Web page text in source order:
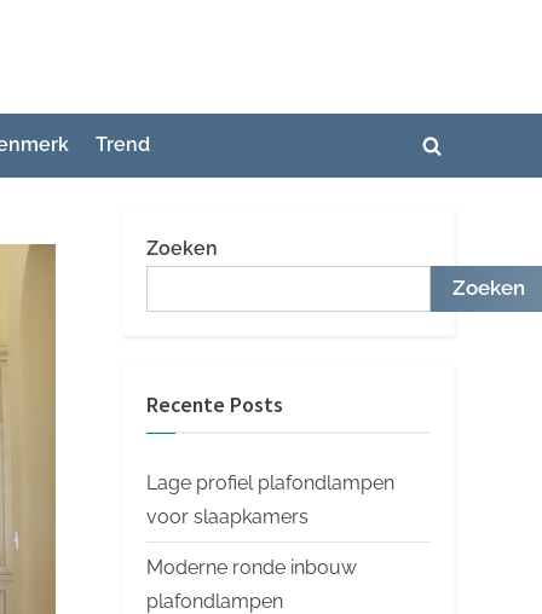
Trend
Toggle
Zoeken
Zoeken
Recente Posts
Lage profiel plafondlampen
voor slaapkamers
Moderne ronde inbouw
plafondlampen